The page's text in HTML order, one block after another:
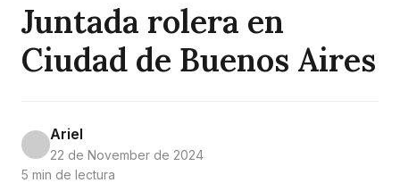
Juntada rolera en
Ciudad de Buenos Aires
Ariel
22 de November de 2024
5 min de lectura